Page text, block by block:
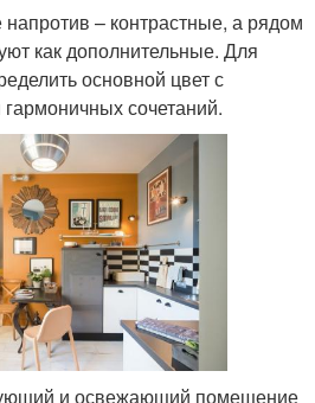
– контрастные, а рядом
как дополнительные. Для
основной цвет с
сочетаний.
и освежающий помещение